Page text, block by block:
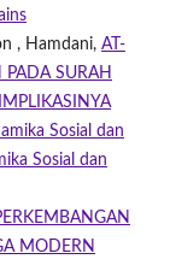
, Hamdani, AT-
PADA SURAH
Sosial dan
Sosial dan
MODERN